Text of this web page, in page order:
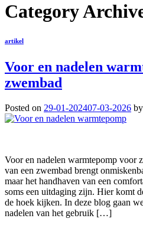
Category
artikel
Voor en nadelen
zwembad
Posted on 29-01-202407-03-2026 by
Voor en nadelen warmtepomp voor
van een zwembad brengt
maar het handhaven van een
soms een uitdaging zijn. Hier komt
de hoek kijken. In deze blog gaan
nadelen van het gebruik […]